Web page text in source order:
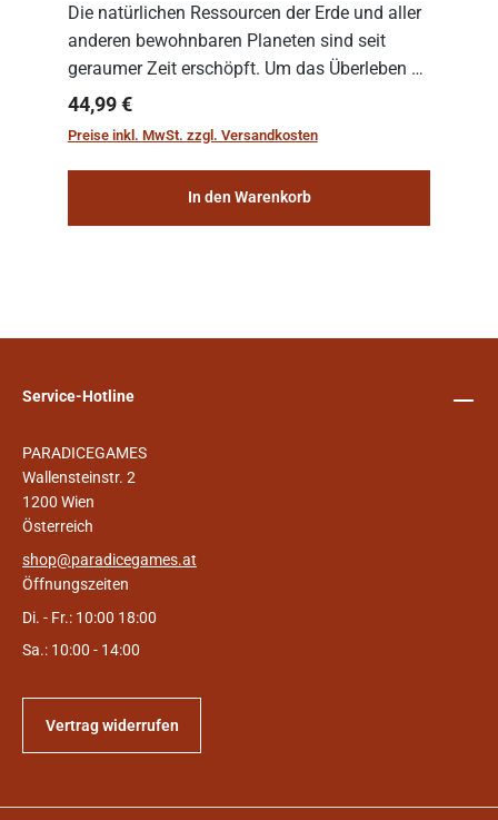
Die natürlichen Ressourcen der Erde und aller
anderen bewohnbaren Planeten sind seit
geraumer Zeit erschöpft. Um das Überleben zu
sichern, wurden die sogenannten
„Weltenschiffe“ gebaut. Auf diesen
Regulärer Preis:
44,99 €
Preise inkl. MwSt. zzgl. Versandkosten
In den Warenkorb
Service-Hotline
PARADICEGAMES
Wallensteinstr. 2
1200 Wien
Österreich
shop@paradicegames.at
Öffnungszeiten
Di. - Fr.: 10:00 18:00
Sa.: 10:00 - 14:00
Vertrag widerrufen